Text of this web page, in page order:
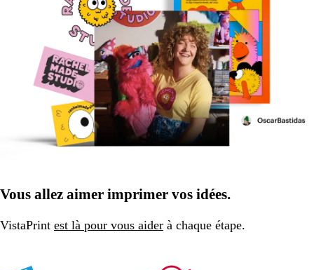
Vous allez aimer imprimer vos idées.
VistaPrint est là pour vous aider à chaque étape.